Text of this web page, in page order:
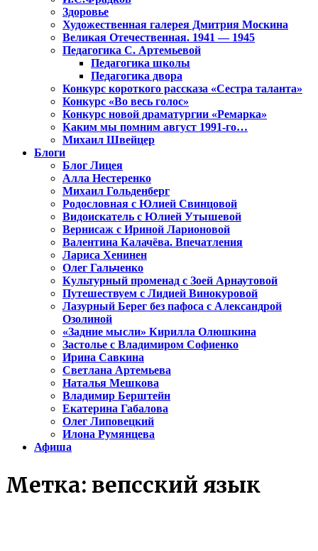
Здоровье
Художественная галерея Дмитрия Москина
Великая Отечественная. 1941 — 1945
Педагогика С. Артемьевой
Педагогика школы
Педагогика двора
Конкурс короткого рассказа «Сестра таланта»
Конкурс «Во весь голос»
Конкурс новой драматургии «Ремарка»
Каким мы помним август 1991-го…
Михаил Швейцер
Блоги
Блог Лицея
Алла Нестеренко
Михаил Гольденберг
Родословная с Юлией Свинцовой
Видоискатель с Юлией Утышевой
Вернисаж с Ириной Ларионовой
Валентина Калачёва. Впечатления
Лариса Хенинен
Олег Гальченко
Культурный променад с Зоей Арнаутовой
Путешествуем с Лидией Винокуровой
Лазурный Берег без пафоса с Александрой
Озолиной
«Задние мысли» Кирилла Олюшкина
Застолье с Владимиром Софиенко
Ирина Савкина
Светлана Артемьева
Наталья Мешкова
Владимир Берштейн
Екатерина Габалова
Олег Липовецкий
Илона Румянцева
Афиша
Метка: вепсский язык